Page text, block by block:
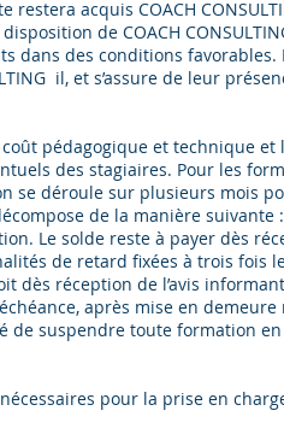
restera acquis COACH
de COACH
dans des conditions
il, et s’assure de leur
pédagogique et technique
des stagiaires. Pour les
se déroule sur plusieurs mois
de la manière suivante
Le solde reste à payer dès
de retard fixées à trois fois
dès réception de l’avis
après mise en demeure
de suspendre toute formation
pour la prise en